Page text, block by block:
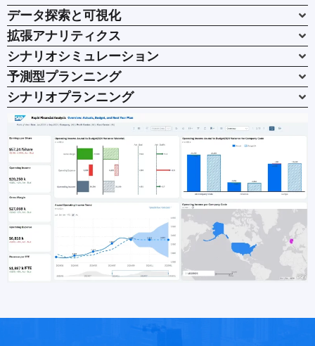
データ探索と可視化
拡張アナリティクス
シナリオシミュレーション
予測型プランニング
シナリオプランニング